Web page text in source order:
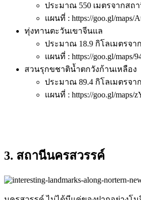
ประมาณ 550 เมตรจากสถ
แผนที่ : https://goo.gl/maps/
ทุ่งทานตะวันเขาจีนแล
ประมาณ 18.9 กิโลเมตรจ
แผนที่ : https://goo.gl/maps/
สวนรุกขชาติน้ำตกวังก้านเหลือง
ประมาณ 89.4 กิโลเมตรจ
แผนที่ : https://goo.gl/maps/
3. สถานีนครสวรรค์